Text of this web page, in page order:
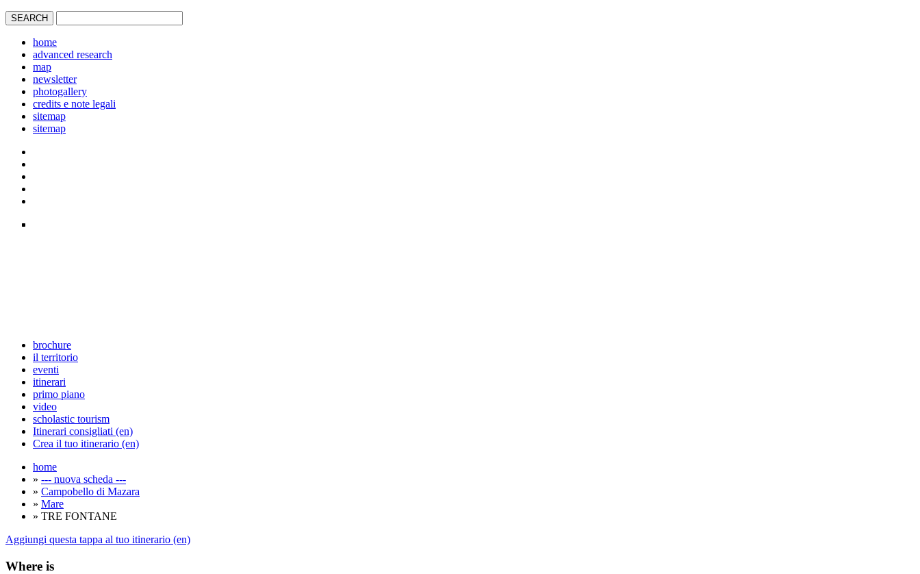
home
advanced research
map
newsletter
photogallery
credits e note legali
sitemap
sitemap
brochure
il territorio
eventi
itinerari
primo piano
video
scholastic tourism
Itinerari consigliati (en)
Crea il tuo itinerario (en)
home
» --- nuova scheda ---
» Campobello di Mazara
» Mare
» TRE FONTANE
Aggiungi questa tappa al tuo itinerario (en)
Where is